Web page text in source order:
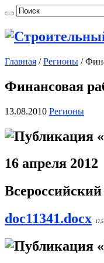
Главная / Регионы /
Финансовая
13.08.2010 Регионы
16 апреля 2012
doc11341.docx